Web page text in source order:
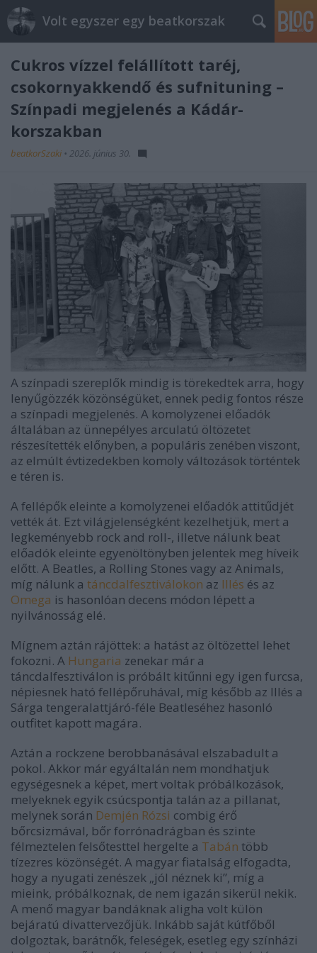
Volt egyszer egy beatkorszak
Cukros vízzel felállított taréj,
csokornyakkendő és sufnituning –
Színpadi megjelenés a Kádár-
korszakban
beatkorSzaki • 2026. június 30.
A színpadi szereplők mindig is törekedtek arra, hogy
lenyűgözzék közönségüket, ennek pedig fontos része
a színpadi megjelenés. A komolyzenei előadók
általában az ünnepélyes arculatú öltözetet
részesítették előnyben, a populáris zenében viszont,
az elmúlt évtizedekben komoly változások történtek
e téren is.
A fellépők eleinte a komolyzenei előadók attitűdjét
vették át. Ezt világjelenségként kezelhetjük, mert a
legkeményebb rock and roll-, illetve nálunk beat
előadók eleinte egyenöltönyben jelentek meg híveik
előtt. A Beatles, a Rolling Stones vagy az Animals,
míg nálunk a táncdalfesztiválokon az Illés és az
Omega is hasonlóan decens módon lépett a
nyilvánosság elé.
Mígnem aztán rájöttek: a hatást az öltözettel lehet
fokozni. A Hungaria zenekar már a
táncdalfesztiválon is próbált kitűnni egy igen furcsa,
népiesnek ható fellépőruhával, míg később az Illés a
Sárga tengeralattjáró-féle Beatleséhez hasonló
outfitet kapott magára.
Aztán a rockzene berobbanásával elszabadult a
pokol. Akkor már egyáltalán nem mondhatjuk
egységesnek a képet, mert voltak próbálkozások,
melyeknek egyik csúcspontja talán az a pillanat,
melynek során Demjén Rózsi combig érő
bőrcsizmával, bőr forrónadrágban és szinte
félmeztelen felsőtesttel hergelte a Tabán több
tízezres közönségét. A magyar fiatalság elfogadta,
hogy a nyugati zenészek „jól néznek ki”, míg a
mieink, próbálkoznak, de nem igazán sikerül nekik.
A menő magyar bandáknak aligha volt külön
bejáratú divattervezőjük. Inkább saját kútfőből
dolgoztak, barátnők, feleségek, esetleg egy színházi